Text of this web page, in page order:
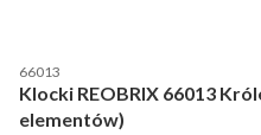
Kod producenta
66013
Klocki REOBRIX 66013
elementów)